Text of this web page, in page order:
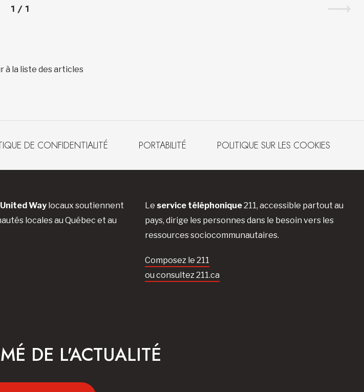
1 / 1
à la liste des articles
DE CONFIDENTIALITÉ PORTABILITÉ POLITIQUE SUR LES COOKIES
Waylocaux soutiennent
locales au Québec et au
Le service téléphonique211, accessible partout au
pays, dirige les personnes dans le besoin vers les
ressources sociocommunautaires.
Composez le 211
ou consultez 211.ca
DE L'ACTUALITÉ